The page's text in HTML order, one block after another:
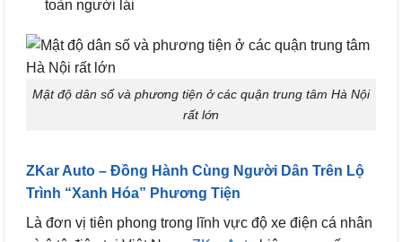
toàn người lái
Mật độ dân số và phương tiện ở các quận trung tâm Hà Nội
rất lớn
ZKar Auto – Đồng Hành Cùng Người Dân Trên Lộ
Trình “Xanh Hóa” Phương Tiện
Là đơn vị tiên phong trong lĩnh vực độ xe điện cá nhân